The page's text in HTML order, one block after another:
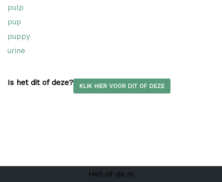
pulp
pup
puppy
urine
Is het dit of deze? KLIK HIER VOOR DIT OF DEZE
Het-of-de.nl